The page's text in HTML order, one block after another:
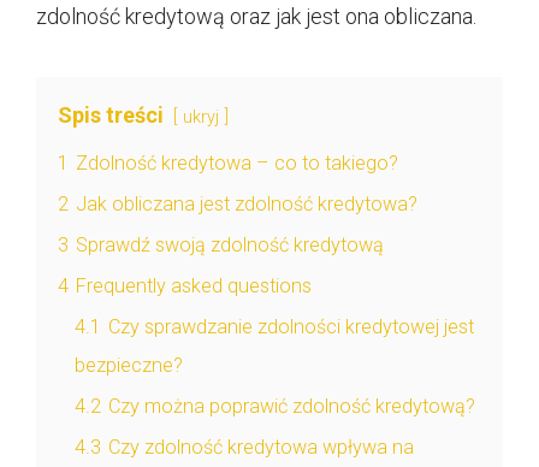
zdolność kredytową oraz jak jest ona obliczana.
Spis treści ukryj
1 Zdolność kredytowa – co to takiego?
2 Jak obliczana jest zdolność kredytowa?
3 Sprawdź swoją zdolność kredytową
4 Frequently asked questions
4.1 Czy sprawdzanie zdolności kredytowej jest
bezpieczne?
4.2 Czy można poprawić zdolność kredytową?
4.3 Czy zdolność kredytowa wpływa na